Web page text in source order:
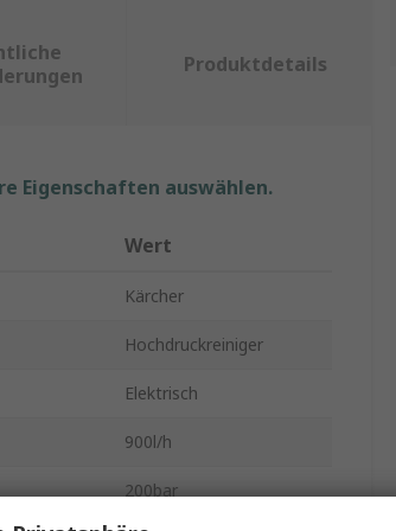
Produktdetails
Eigenschaften auswählen.
Wert
Kärcher
Hochdruckreiniger
Elektrisch
900l/h
200bar